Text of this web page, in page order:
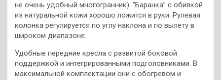
не очень удобный многогранник). “Баранка” с обивкой
из натуральной кожи хорошо ложится в руки. Рулевая
колонка регулируется по углу наклона и по вылету в
широком диапазоне.
Удобные передние кресла с развитой боковой
поддержкой и интегрированными подголовниками. В
максимальной комплектации они с обогревом и